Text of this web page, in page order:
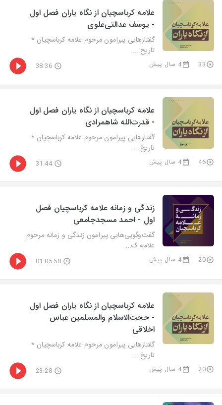
علامه کرباسچیان از نگاه یاران فصل اول
- یوسف عدالتی‌علوی
گفتارهایی پیرامون مرحوم علامه کرباسچیان *
تاریخ ...
33 4 سال پیش 38:36
علامه کرباسچیان از نگاه یاران فصل اول
- قدرت‌الله شاهمرادی
گفتارهایی پیرامون مرحوم علامه کرباسچیان *
تاریخ ...
46 4 سال پیش 31:44
زندگی و زمانه علامه کرباسچیان فصل
اول - احمد مسجدجامعی
گفت‌وگویی‌هایی پیرامون زندگی و زمانه مرحوم
علامه ک...
20 4 سال پیش 01:05:50
علامه کرباسچیان از نگاه یاران فصل اول
- حجت‌الاسلام والمسلمین عباس
اخلاقی
گفتارهایی پیرامون مرحوم علامه کرباسچیان *
تاریخ ...
20 4 سال پیش 23:28